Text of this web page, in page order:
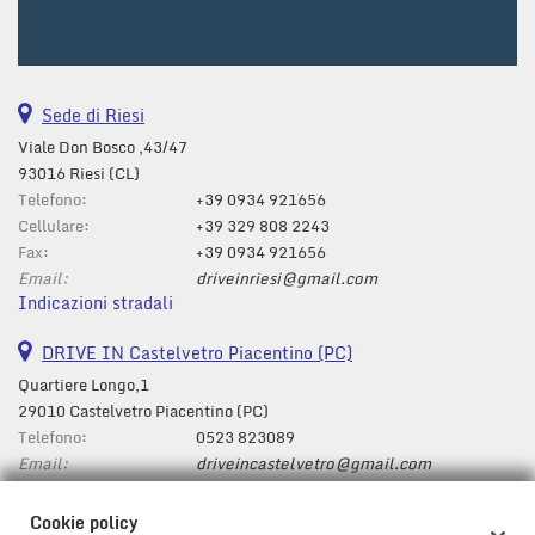
Sede di Riesi
Viale Don Bosco ,43/47
93016 Riesi (CL)
Telefono:
+39 0934 921656
Cellulare:
+39 329 808 2243
Fax:
+39 0934 921656
Email:
driveinriesi@gmail.com
Indicazioni stradali
DRIVE IN Castelvetro Piacentino (PC)
Quartiere Longo,1
29010 Castelvetro Piacentino (PC)
Telefono:
0523 823089
Email:
driveincastelvetro@gmail.com
Indicazioni stradali
Cookie policy
impostazioni